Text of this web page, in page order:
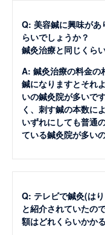
Q: 美容鍼に興味があ
らいでしょうか？
鍼灸治療と同じくら
A: 鍼灸治療の料金の
鍼になりますとそれ
いの鍼灸院が多いで
く、刺す鍼の本数に
いずれにしても普通
ている鍼灸院が多い
Q: テレビで鍼灸(は
と紹介されていたの
額はどれくらいかか